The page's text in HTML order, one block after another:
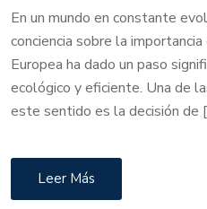
En un mundo en constante
conciencia sobre la
Europea ha dado un paso
ecológico y eficiente. Una de
este sentido es la decisión de
Leer Más